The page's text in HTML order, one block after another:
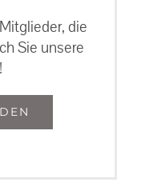
die
Sie unsere